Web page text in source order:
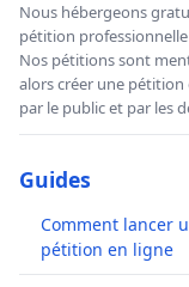
Nous hébergeons
pétition
Nos pétitions sont
alors créer une
par le public et par les
Guides
Comment lancer
pétition en ligne